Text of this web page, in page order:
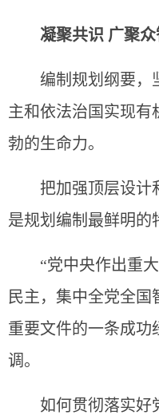
凝聚共识 广聚
编制规划纲要，
主和依法治国实现有
勃的生命力。
把加强顶层设计和
是规划编制最鲜明的
“党中央作出重大
民主，集中全党全
重要文件的一条成功
调。
如何贯彻落实好党